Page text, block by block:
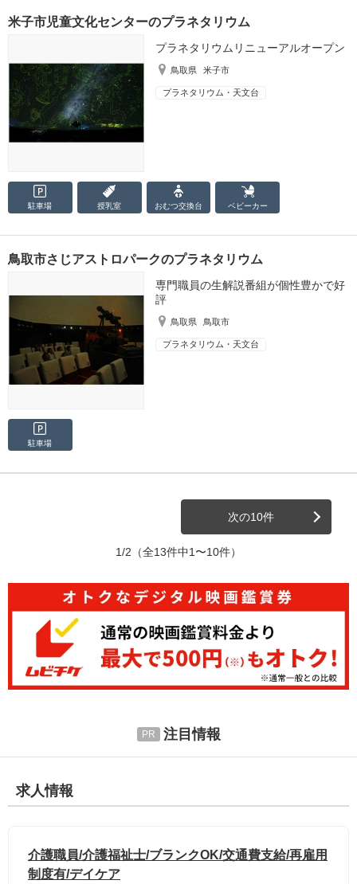
米子市児童文化センターのプラネタリウム
プラネタリウムリニューアルオープン
鳥取県 米子市
プラネタリウム・天文台
駐車場 授乳室 おむつ交換台 ベビーカー
鳥取市さじアストロパークのプラネタリウム
専門職員の生解説番組が個性豊かで好
評
鳥取県 鳥取市
プラネタリウム・天文台
駐車場
次の10件
1/2 （全13件中1〜10件）
注目情報
求人情報
介護職員/介護福祉士/ブランクOK/交通費支給/再雇用
制度有/デイケア